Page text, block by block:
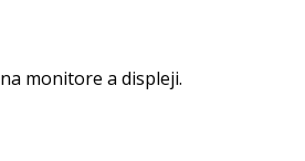
monitore a displeji.